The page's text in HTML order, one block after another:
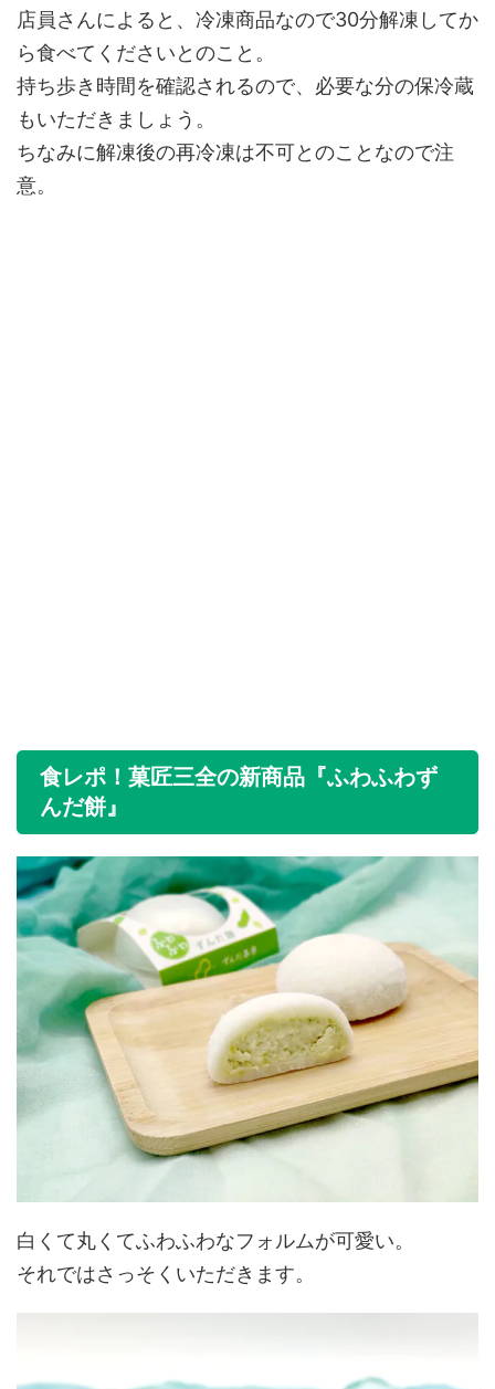
店員さんによると、冷凍商品なので30分解凍してか
ら食べてくださいとのこと。
持ち歩き時間を確認されるので、必要な分の保冷蔵
もいただきましょう。
ちなみに解凍後の再冷凍は不可とのことなので注
意。
食レポ！菓匠三全の新商品『ふわふわず
んだ餅』
白くて丸くてふわふわなフォルムが可愛い。
それではさっそくいただきます。